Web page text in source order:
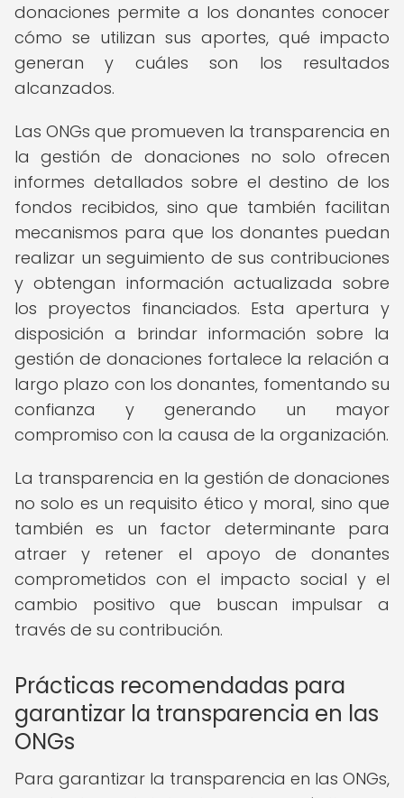
donaciones permite a los donantes conocer
cómo se utilizan sus aportes, qué impacto
generan y cuáles son los resultados
alcanzados.
Las ONGs que promueven la transparencia en
la gestión de donaciones no solo ofrecen
informes detallados sobre el destino de los
fondos recibidos, sino que también facilitan
mecanismos para que los donantes puedan
realizar un seguimiento de sus contribuciones
y obtengan información actualizada sobre
los proyectos financiados. Esta apertura y
disposición a brindar información sobre la
gestión de donaciones fortalece la relación a
largo plazo con los donantes, fomentando su
confianza y generando un mayor
compromiso con la causa de la organización.
La transparencia en la gestión de donaciones
no solo es un requisito ético y moral, sino que
también es un factor determinante para
atraer y retener el apoyo de donantes
comprometidos con el impacto social y el
cambio positivo que buscan impulsar a
través de su contribución.
Prácticas recomendadas para
garantizar la transparencia en las
ONGs
Para garantizar la transparencia en las ONGs,